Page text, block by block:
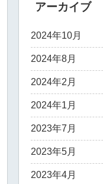
アーカイブ
2024年10月
2024年8月
2024年2月
2024年1月
2023年7月
2023年5月
2023年4月